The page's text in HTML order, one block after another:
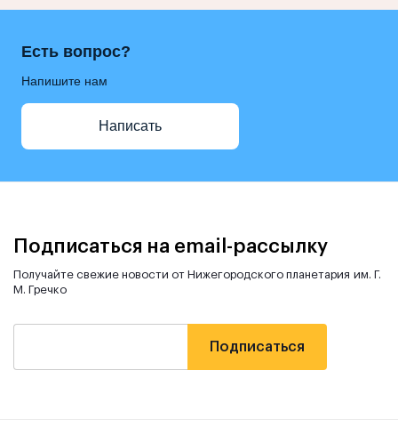
Есть вопрос?
Напишите нам
Написать
Подписаться на email-рассылку
Получайте свежие новости от Нижегородского планетария им. Г.
М. Гречко